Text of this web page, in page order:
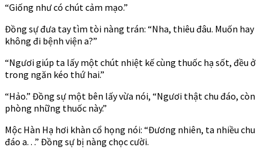
“Giống như có chút cảm mạo.”
Đồng sự đưa tay tìm tòi nàng trán: “Nha, thiêu đâu. Muốn hay
không đi bệnh viện a?”
“Ngươi giúp ta lấy một chút nhiệt kế cùng thuốc hạ sốt, đều ở
trong ngăn kéo thứ hai.”
“Hảo.” Đồng sự một bên lấy vừa nói, “Ngươi thật chu đáo, còn
phòng những thuốc này.”
Mộc Hàn Hạ hơi khàn cổ họng nói: “Đương nhiên, ta nhiều chu
đáo a. . .” Đồng sự bị nàng chọc cười.